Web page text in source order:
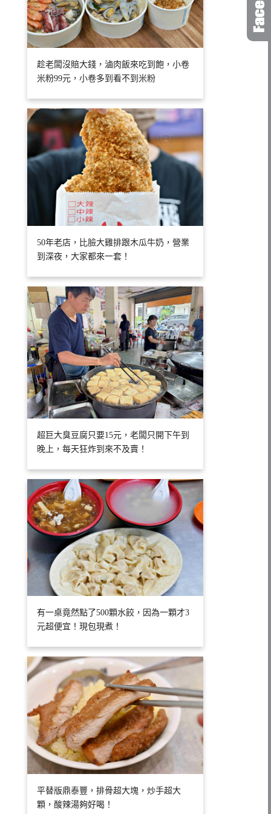
趁老闆沒賠大錢，滷肉飯來吃到飽，小卷
米粉99元，小卷多到看不到米粉
50年老店，比臉大雞排跟木瓜牛奶，營業
到深夜，大家都來一套！
超巨大臭豆腐只要15元，老闆只開下午到
晚上，每天狂炸到來不及賣！
有一桌竟然點了500顆水餃，因為一顆才3
元超便宜！現包現煮！
平替版鼎泰豐，排骨超大塊，炒手超大
顆，酸辣湯夠好喝！